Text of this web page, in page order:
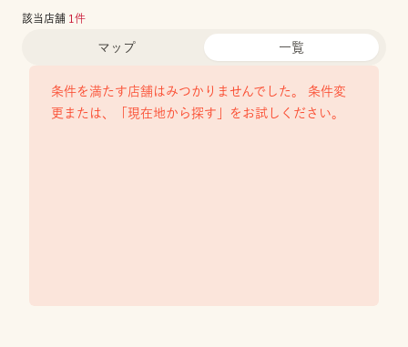
該当店舗 1 件
マップ 一覧
条件を満たす店舗はみつかりませんでした。 条件変
更または、「現在地から探す」をお試しください。